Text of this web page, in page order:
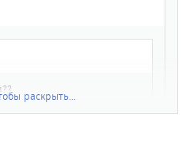
тудова на WQ20
раскрыть...
раскрыть...